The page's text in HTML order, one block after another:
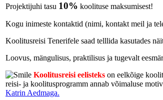
Projektijuhi tasu 10% koolituse maksumisest!
Kogu inimeste kontaktid (nimi, kontakt meil ja
Koolitusreisi Tenerifele saad telllida kasutades
Loovus, mängulisus, praktilisus ja tugevalt
Koolitusreisi eelisteks on eelkõige
reisi- ja koolitusprogramm annab võimaluse
Katrin Aedmaga.